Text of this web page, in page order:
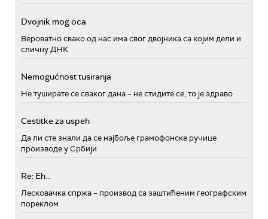
Dvojnik mog oca
Вероватно свако од нас има свог двојника са којим дели и
сличну ДНК
Nemogućnost tusiranja
Не туширате се сваког дана – не стидите се, то је здраво
Cestitke za uspeh
Да ли сте знали да се најбоље грамофонске ручице
производе у Србији
Re: Eh...
Лесковачка спржа – производ са заштићеним географским
пореклом